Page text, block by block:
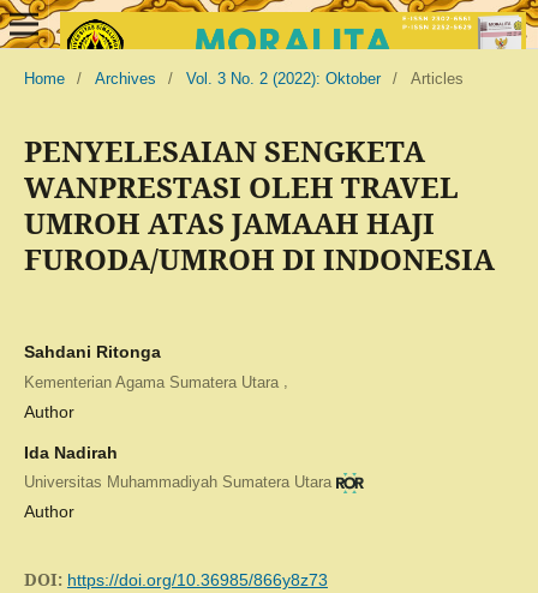
Home / Archives / Vol. 3 No. 2 (2022): Oktober / Articles
PENYELESAIAN SENGKETA
WANPRESTASI OLEH TRAVEL
UMROH ATAS JAMAAH HAJI
FURODA/UMROH DI INDONESIA
Sahdani Ritonga
Kementerian Agama Sumatera Utara,
Author
Ida Nadirah
Universitas Muhammadiyah Sumatera Utara
Author
DOI: https://doi.org/10.36985/866y8z73